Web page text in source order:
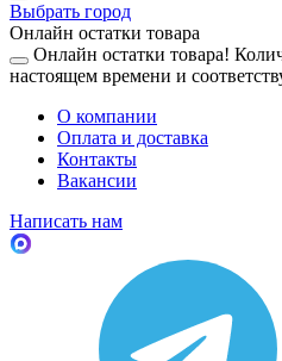
Выбрать город
Онлайн остатки товара
Онлайн остатки товара!
настоящем времени и
О компании
Оплата и доставка
Контакты
Вакансии
Написать нам